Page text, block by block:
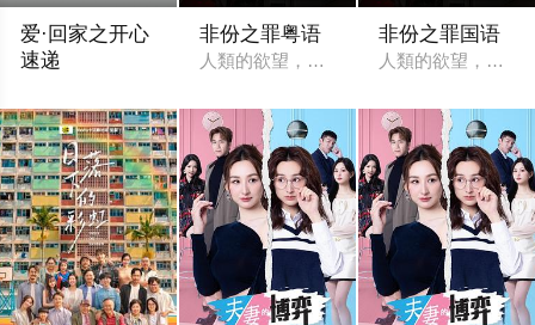
爱·回家之开心
速递
非份之罪粤语
人類的欲望，可驅使我們超越自我，然
非份之罪国语
人類的欲望，可驅